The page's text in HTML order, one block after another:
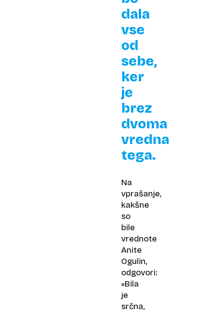
dala
vse
od
sebe,
ker
je
brez
dvoma
vredna
tega.
Na
vprašanje,
kakšne
so
bile
vrednote
Anite
Ogulin,
odgovori:
»Bila
je
srčna,